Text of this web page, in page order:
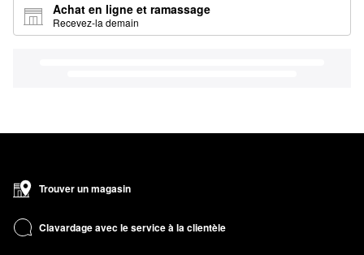
Achat en ligne et ramassage
Recevez-la demain
Trouver un magasin
Clavardage avec le service à la clientèle